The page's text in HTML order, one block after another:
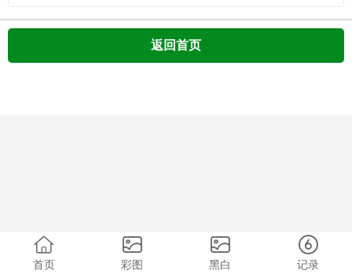
返回首页
首页 彩图 黑白 记录